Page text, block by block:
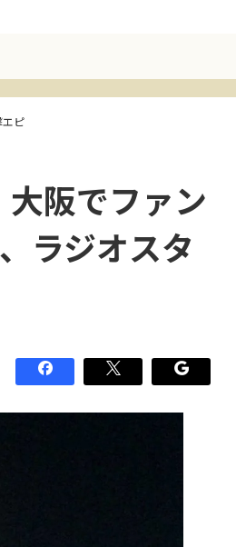
エピ
阪でファン
ラジオスタ